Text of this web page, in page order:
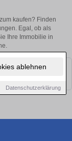
ablehnen
Datenschutzerklärung
kaufen? Finden
Egal, ob als
Ihre Immobilie in
Schauen Sie